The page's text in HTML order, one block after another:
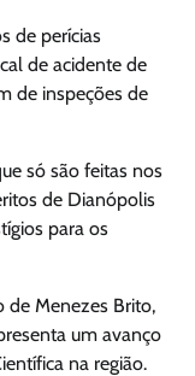
de perícias
de acidente de
de inspeções de
só são feitas nos
de Dianópolis
para os
de Menezes Brito,
um avanço
na região.